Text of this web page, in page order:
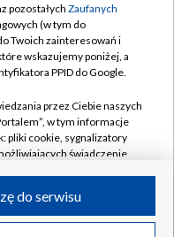
w likwidacji
pozostałych Zaufanych
(w tym do
Twoich zainteresowań i
wskazujemy poniżej, a
PPID do Google.
przez Ciebie naszych
w tym informacje
pliki cookie, sygnalizatory
świadczenie
do serwisu